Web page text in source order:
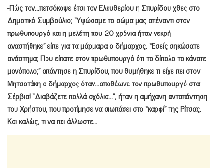
-Πώς τον…πετσόκοψε έτσι τον Ελευθερίου η Σπυρίδου χθες στο
Δημοτικό Συμβούλιο; “Υψώσαμε το σώμα μας απέναντι στον
πρωθυπουργό και η μελέτη που 20 χρόνια ήταν νεκρή
αναστήθηκε” είπε για τα μάρμαρα ο δήμαρχος. “Εσείς σηκώσατε
ανάστημα; Που είπατε στον πρωθυπουργό ότι το δίπολο το κάνατε
μονόπολο;” απάντησε η Σπυρίδου, που θυμήθηκε τι είχε πει στον
Μητσοτάκη ο δήμαρχος όταν…αποθέωνε τον πρωθυπουργό στα
Σέρβια! “Διαβάζετε πολλά σχόλια…”, ήταν η αμήχανη ανταπάντηση
του Χρήστου, που προτίμησε να σιωπάσει στο “καρφί” της Ρίτσας.
Και καλώς, τι να πει άλλωστε…